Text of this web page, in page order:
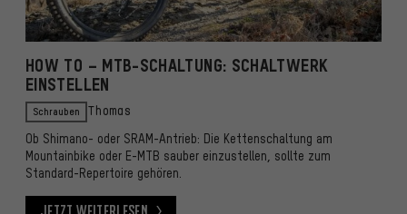
HOW TO – MTB-SCHALTUNG: SCHALTWERK
EINSTELLEN
Schrauben Thomas
Ob Shimano- oder SRAM-Antrieb: Die Kettenschaltung am
Mountainbike oder E-MTB sauber einzustellen, sollte zum
Standard-Repertoire gehören.